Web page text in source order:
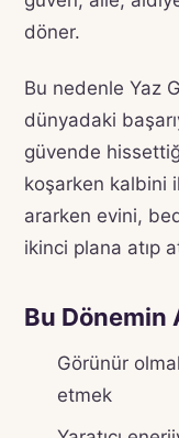
döner.
Bu nedenle Yaz
dünyadaki
güvende
koşarken kalbini
ararken evini,
ikinci plana atıp
Bu Dönemin
Görünür
etmek